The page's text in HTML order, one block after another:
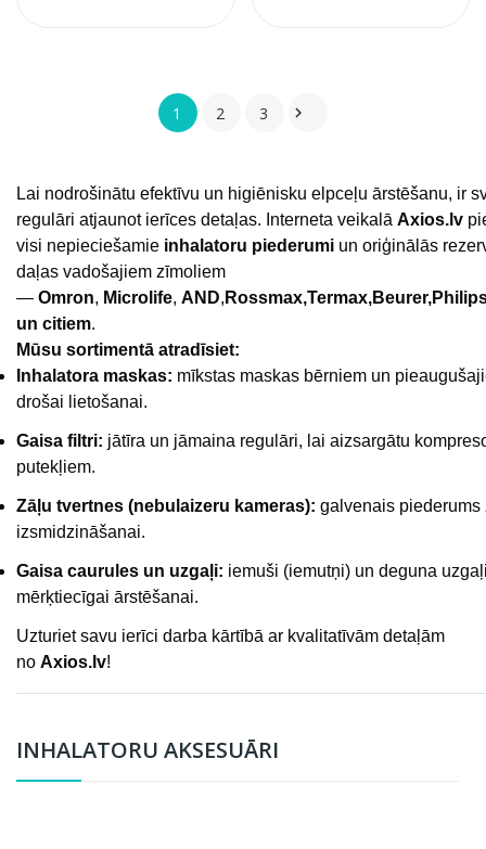
INHALATORU AKSESUĀRI
1 2 3 
Lai nodrošinātu efektīvu un higiēnisku elpceļu ārstēšanu, ir
regulāri atjaunot ierīces detaļas. Interneta veikalā Axios.lv
visi nepieciešamie inhalatoru piederumi un oriģinālās
daļas vadošajiem zīmoliem
— Omron, Microlife, AND,
un citiem.
Mūsu sortimentā atradīsiet:
Inhalatora maskas: mīkstas maskas bērniem un
drošai lietošanai.
Gaisa filtri: jātīra un jāmaina regulāri, lai aizsargātu
putekļiem.
Zāļu tvertnes (nebulaizeru kameras): galvenais piederums
izsmidzināšanai.
Gaisa caurules un uzgaļi: iemuši (iemutņi) un deguna
mērķtiecīgai ārstēšanai.
Uzturiet savu ierīci darba kārtībā ar kvalitatīvām detaļām
no Axios.lv!